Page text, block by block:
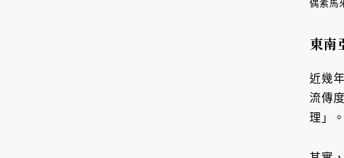
偶素馬
東南
近幾
流傳
理」。